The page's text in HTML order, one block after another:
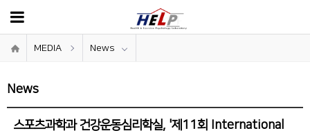
MEDIA News
News
스포츠과학과 건강운동심리학실, '제11회 International